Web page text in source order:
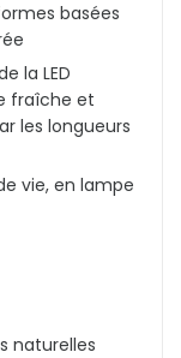
basées
la LED
fraîche et
les longueurs
vie, en lampe
naturelles